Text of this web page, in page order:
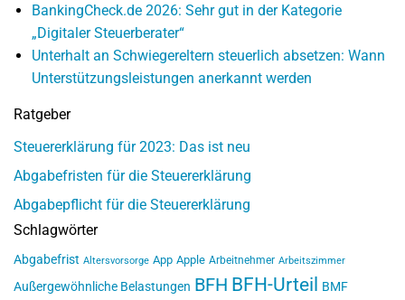
BankingCheck.de 2026: Sehr gut in der Kategorie
„Digitaler Steuerberater“
Unterhalt an Schwiegereltern steuerlich absetzen: Wann
Unterstützungsleistungen anerkannt werden
Ratgeber
Steuererklärung für 2023: Das ist neu
Abgabefristen für die Steuererklärung
Abgabepflicht für die Steuererklärung
Schlagwörter
Abgabefrist Altersvorsorge App Apple Arbeitnehmer Arbeitszimmer
Außergewöhnliche Belastungen BFH BFH-Urteil BMF